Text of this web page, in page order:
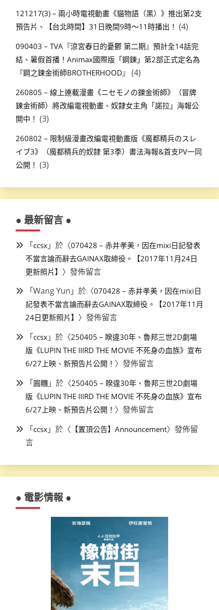
121217(3) – 兩小時電視動畫《貓物語（黑）》推出第2支
預告片、【台北時間】31日晚間9時～11時播出！ (4)
090403 – TVA『涼宮春日的憂鬱 第二期』預計全14話完
結、暑假首播！Animax國際版「鋼鍊」第2部正式定名為
『鋼之鍊金術師BROTHERHOOD』
(4)
260805 – 線上連載漫畫《ニセモノの錬金術師》（冒牌
鍊金術師）將改編電視動畫、奴隸女主角「諾拉」海報公
開中！ (3)
260802 – 限制級漫畫改編電視動畫版《魔都精兵のスレ
イブ3》（魔都精兵的奴隸 第3季）書法海報&首支PV一同
公開！ (3)
● 最新留言 ●
「ccsx 」於〈070428 – 赤井孝美，因在mixi日記發表
不當言論而辭去GAINAX取締役。【2017年11月24日
更新照片】 〉發佈留言
「Wang Yun 」於〈070428 – 赤井孝美，因在mixi日
記發表不當言論而辭去GAINAX取締役。【2017年11月
24日更新照片】 〉發佈留言
「ccsx 」於〈250405 – 睽違30年、魯邦三世2D劇場
版《LUPIN THE IIIRD THE MOVIE 不死身の血族》宣布
6/27上映、新預告片公開！ 〉發佈留言
「圓糰 」於〈250405 – 睽違30年、魯邦三世2D劇場
版《LUPIN THE IIIRD THE MOVIE 不死身の血族》宣布
6/27上映、新預告片公開！ 〉發佈留言
「ccsx 」於〈 【置頂公告】Announcement〉發佈留
言
● 電影情報 ●